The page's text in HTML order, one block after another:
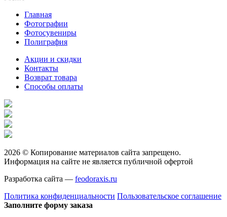
Главная
Фотографии
Фотосувениры
Полиграфия
Акции и скидки
Контакты
Возврат товара
Способы оплаты
2026 © Копирование материалов сайта запрещено.
Информация на сайте не является публичной офертой
Разработка сайта — feodoraxis.ru
Политика конфиденциальности Пользовательское соглашение
Заполните форму заказа